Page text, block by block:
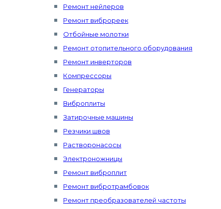
Ремонт нейлеров
Ремонт виброреек
Отбойные молотки
Ремонт отопительного оборудования
Ремонт инверторов
Компрессоры
Генераторы
Виброплиты
Затирочные машины
Резчики швов
Растворонасосы
Электроножницы
Ремонт виброплит
Ремонт вибротрамбовок
Ремонт преобразователей частоты